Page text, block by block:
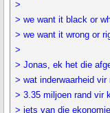
>
> we want it black or
> we want it wrong or
>
> Jonas, ek het die
> wat inderwaarheid
> 3.35 miljoen rand vir
> iets van die